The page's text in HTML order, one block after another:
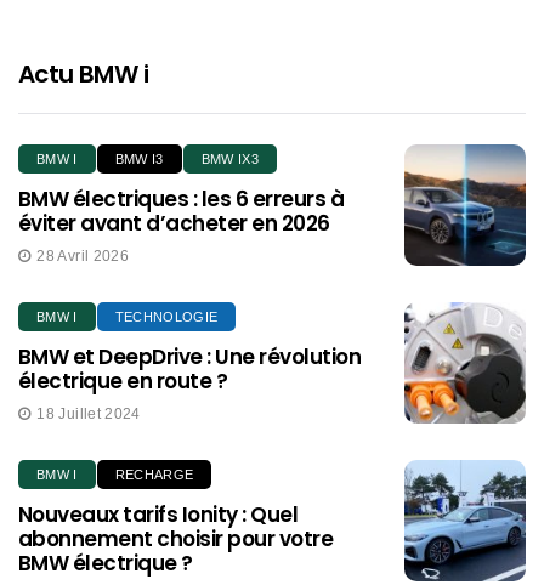
Actu BMW i
BMW I BMW I3 BMW IX3
BMW électriques : les 6 erreurs à
éviter avant d’acheter en 2026
28 Avril 2026
BMW I TECHNOLOGIE
BMW et DeepDrive : Une révolution
électrique en route ?
18 Juillet 2024
BMW I RECHARGE
Nouveaux tarifs Ionity : Quel
abonnement choisir pour votre
BMW électrique ?